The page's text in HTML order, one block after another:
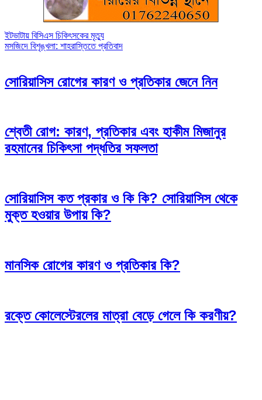
Post
navigation
ইটভাটায় বিসিএস চিকিৎসকের মৃত্যু
মসজিদে বিশৃঙ্খলা: শাহরাস্তিতে প্রতিবাদ
সোরিয়াসিস রোগের কারণ ও প্রতিকার জেনে নিন
শ্বেতী রোগ: কারণ, প্রতিকার এবং হাকীম মিজানুর
রহমানের চিকিৎসা পদ্ধতির সফলতা
সোরিয়াসিস কত প্রকার ও কি কি? সোরিয়াসিস থেকে
মুক্ত হওয়ার উপায় কি?
মানসিক রোগের কারণ ও প্রতিকার কি?
রক্তে কোলেস্টেরলের মাত্রা বেড়ে গেলে কি করণীয়?